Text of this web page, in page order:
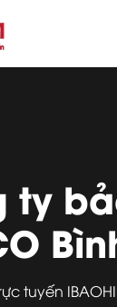
ty
tuyến